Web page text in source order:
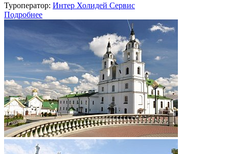
Туроператор: Интер Холидей Сервис
Подробнее